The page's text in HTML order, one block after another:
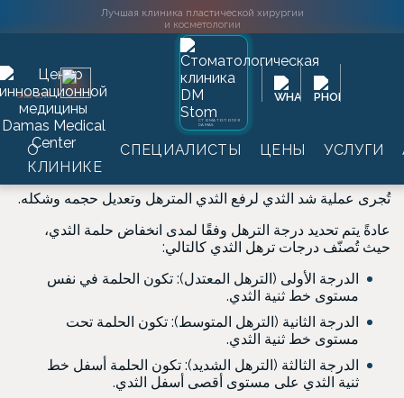
Лучшая клиника пластической хирургии
и косметологии
SINCE2016
СТОМАТОЛОГИЯ
DAMAS
О
КЛИНИКЕ
СПЕЦИАЛИСТЫ ЦЕНЫ УСЛУГИ
Главная →Услуги Пластическая хирургия →
Подтяжка
груди →شد الثدي
شد الثدي
تُجرى عملية شد الثدي لرفع الثدي المترهل وتعديل حجمه وشكله.
عادةً يتم تحديد درجة الترهل وفقًا لمدى انخفاض حلمة الثدي،
حيث تُصنّف درجات ترهل الثدي كالتالي:
الدرجة الأولى (الترهل المعتدل): تكون الحلمة في نفس
مستوى خط ثنية الثدي.
الدرجة الثانية (الترهل المتوسط): تكون الحلمة تحت
مستوى خط ثنية الثدي.
الدرجة الثالثة (الترهل الشديد): تكون الحلمة أسفل خط
ثنية الثدي على مستوى أقصى أسفل الثدي.